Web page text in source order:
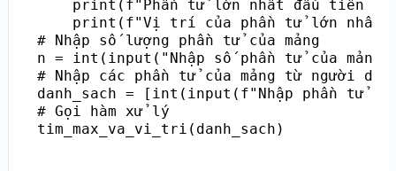
print(f"Phần tử lớn nhất đầu tiên
print(f"Vị trí của phần tử lớn
# Nhập số lượng phần tử của mảng
n = int(input("Nhập số phần tử của
# Nhập các phần tử của mảng từ người
danh_sach = [int(input(f"Nhập phần
# Gọi hàm xử lý
tim_max_va_vi_tri(danh_sach)